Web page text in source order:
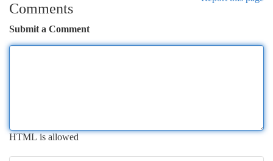
Comments
Submit a Comment
HTML is allowed